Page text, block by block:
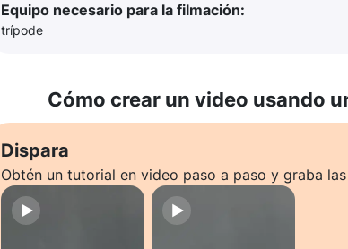
Equipo necesario para la filmación:
trípode
Cómo crear un video usando
Dispara
Obtén un tutorial en video paso a paso y graba